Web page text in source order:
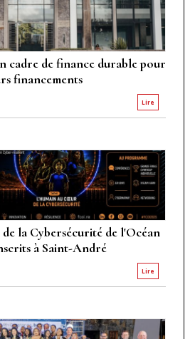
cadre de finance durable pour
financements
Lire
la Cybersécurité de l'Océan
à Saint-André
Lire